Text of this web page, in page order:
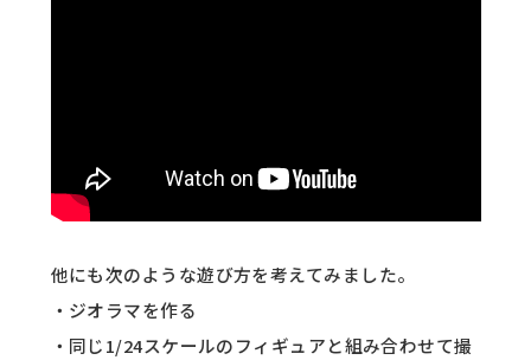
他にも次のような遊び方を考えてみました。
・ジオラマを作る
・同じ1/24スケールのフィギュアと組み合わせて撮